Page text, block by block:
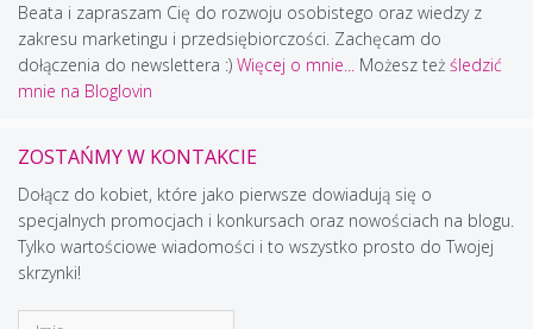
Beata i zapraszam Cię do rozwoju osobistego oraz wiedzy z
zakresu marketingu i przedsiębiorczości. Zachęcam do
dołączenia do newslettera :) Więcej o mnie... Możesz też śledzić
mnie na Bloglovin
ZOSTAŃMY W KONTAKCIE
Dołącz do kobiet, które jako pierwsze dowiadują się o
specjalnych promocjach i konkursach oraz nowościach na blogu.
Tylko wartościowe wiadomości i to wszystko prosto do Twojej
skrzynki!